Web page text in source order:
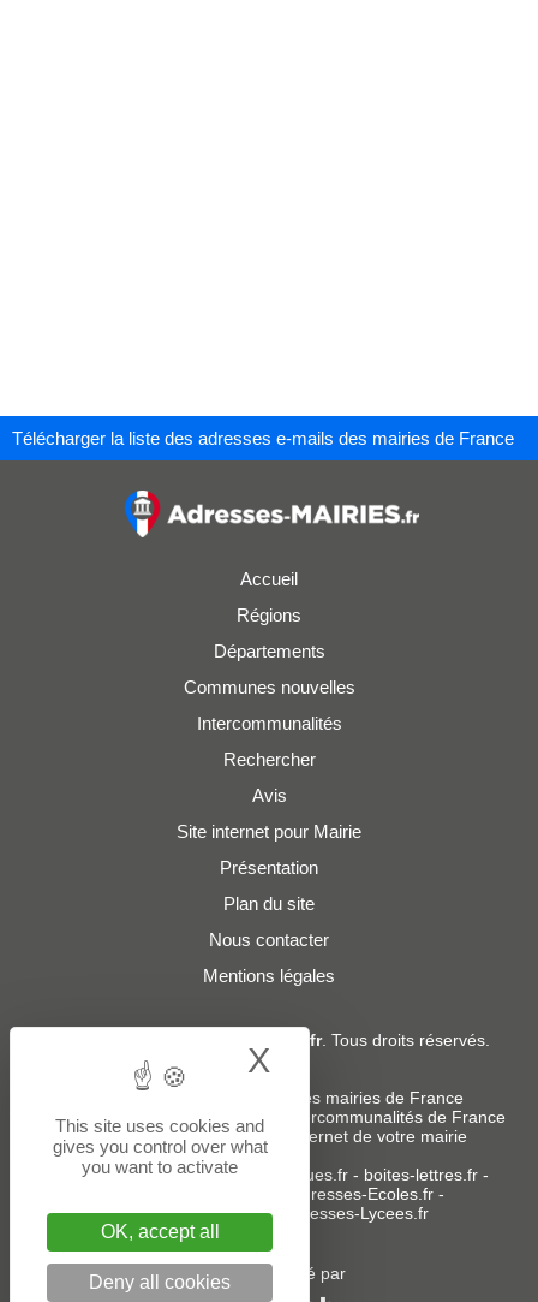
Télécharger la liste des adresses e-mails des mairies de France
Accueil
Régions
Départements
Communes nouvelles
Intercommunalités
Rechercher
Avis
Site internet pour Mairie
Présentation
Plan du site
Nous contacter
Mentions légales
Adresses-Mairies.fr. Tous droits réservés.
Services :
Liste des adresses e-mails des mairies de France
Liste des adresses e-mails des intercommunalités de France
-Création ou refonte du site internet de votre mairie
Sites partenaires:donneespubliques.fr- boites-lettres.fr-
Adresses-Ecoles.fr -
Adresses-Colleges.fr- Adresses-Lycees.fr
Un service édité par
This site uses cookies and
gives you control over what
you want to activate
OK, accept all
Deny all cookies
X